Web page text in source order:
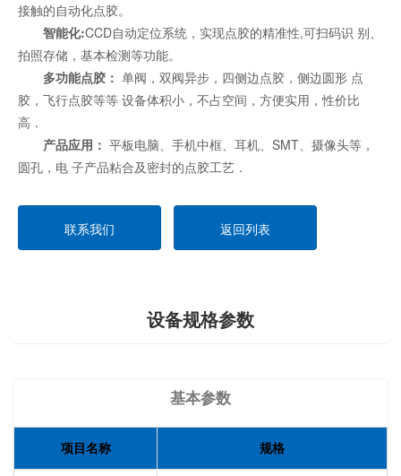
接触的自动化点胶。
智能化:CCD自动定位系统，实现点胶的精准性,可扫码识 别、
拍照存储，基本检测等功能。
多功能点胶： 单阀，双阀异步，四侧边点胶，侧边圆形 点
胶，飞行点胶等等 设备体积小，不占空间，方便实用，性价比
高．
产品应用： 平板电脑、手机中框、耳机、SMT、摄像头等，
圆孔，电 子产品粘合及密封的点胶工艺．
联系我们 返回列表
设备规格参数
基本参数
项目名称 规格